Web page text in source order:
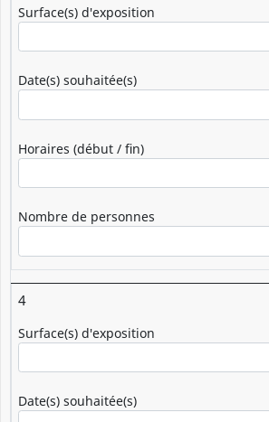
Surface(s) d'exposition
Date(s) souhaitée(s)
Horaires (début / fin)
Nombre de personnes
4
Surface(s) d'exposition
Date(s) souhaitée(s)